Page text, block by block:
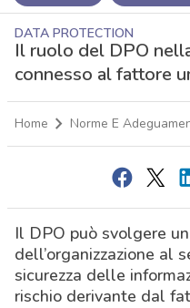
DATA PROTECTION
Il ruolo del DPO
connesso al fattore
Home Norme E
Il DPO può svolgere
dell’organizzazione al
sicurezza delle
rischio derivante dal